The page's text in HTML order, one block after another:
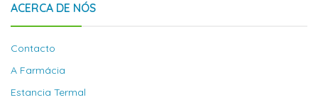
ACERCA DE NÓS
Contacto
A Farmácia
Estancia Termal